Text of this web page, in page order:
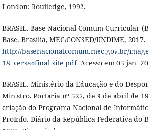
London: Routledge, 1992.
BRASIL. Base Nacional Comum Curricular
Base. Brasília, MEC/CONSED/UNDIME,
http://basenacionalcomum.mec.gov.br/
18_versaofinal_site.pdf. Acesso em 05 jan.
BRASIL. Ministério da Educação e do
Ministro. Portaria nº 522, de 9 de abril de
criação do Programa Nacional de
ProInfo. Diário da República Federativa do